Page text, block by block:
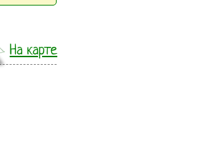
На карте